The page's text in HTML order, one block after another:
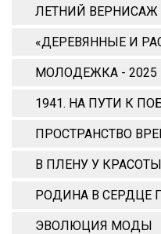
ЛЕТНИЙ ВЕРНИСАЖ
«ДЕРЕВЯННЫЕ И
МОЛОДЕЖКА - 2025
1941. НА ПУТИ К
ПРОСТРАНСТВО
В ПЛЕНУ У КРАСОТЫ
РОДИНА В СЕРДЦЕ
ЭВОЛЮЦИЯ МОДЫ